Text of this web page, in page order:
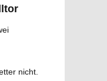
nicht.